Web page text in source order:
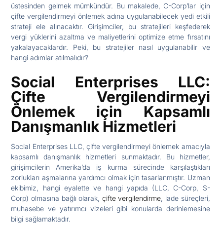
üstesinden gelmek mümkündür. Bu makalede, C-Corp’lar için
çifte vergilendirmeyi önlemek adına uygulanabilecek yedi etkili
strateji ele alınacaktır. Girişimciler, bu stratejileri keşfederek
vergi yüklerini azaltma ve maliyetlerini optimize etme fırsatını
yakalayacaklardır. Peki, bu stratejiler nasıl uygulanabilir ve
hangi adımlar atılmalıdır?
Social Enterprises LLC:
Çifte Vergilendirmeyi
Önlemek için Kapsamlı
Danışmanlık Hizmetleri
Social Enterprises LLC, çifte vergilendirmeyi önlemek amacıyla
kapsamlı danışmanlık hizmetleri sunmaktadır. Bu hizmetler,
girişimcilerin Amerika’da iş kurma sürecinde karşılaştıkları
zorlukları aşmalarına yardımcı olmak için tasarlanmıştır. Uzman
ekibimiz, hangi eyalette ve hangi yapıda (LLC, C-Corp, S-
Corp) olmasına bağlı olarak, çifte vergilendirme, iade süreçleri,
muhasebe ve yatırımcı vizeleri gibi konularda derinlemesine
bilgi sağlamaktadır.